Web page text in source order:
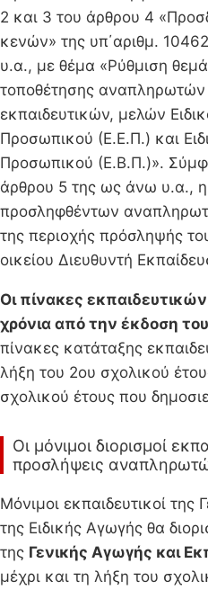
2 και 3 του άρθρου 4
κενών» της υπ΄αριθμ.
υ.α., με θέμα «Ρύθμιση
τοποθέτησης αναπληρωτών
εκπαιδευτικών, μελών
Προσωπικού (Ε.Ε.Π.) και
Προσωπικού (Ε.Β.Π.)».
άρθρου 5 της ως άνω υ.α.,
προσληφθέντων
της περιοχής πρόσληψής
οικείου Διευθυντή
Οι πίνακες
χρόνια από την έκδοση
πίνακες κατάταξης
λήξη του 2ου σχολικού
σχολικού έτους που
Οι μόνιμοι διορισμοί
προσλήψεις
Μόνιμοι εκπαιδευτικοί της
της Ειδικής Αγωγής θα
της Γενικής Αγωγής και
μέχρι και τη λήξη του